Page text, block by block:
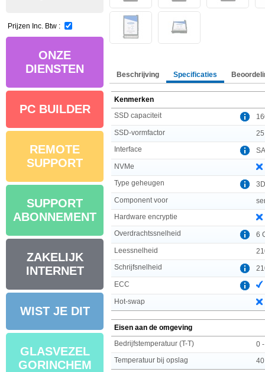
Prijzen Inc. Btw :
ONZE
DIENSTEN
PC BUILDER
REMOTE
SUPPORT
SUPPORT
ABONNEMENT
ZAKELIJK
INTERNET
WIST JE DIT
GLASVEZEL
GORINCHEM
Beschrijving Specificaties
Kenmerken
SSD capaciteit
SSD-vormfactor
25
Interface
NVMe
Type geheugen
Component voor
Hardware encryptie
Overdrachtssnelheid
6
Leessnelheid
Schrijfsnelheid
ECC
Hot-swap
Eisen aan de omgeving
Bedrijfstemperatuur (T-T)
0
Temperatuur bij opslag